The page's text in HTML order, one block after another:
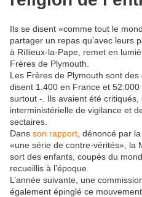
Ils se disent «comme tout le
partager un repas qu’avec leurs
à Rillieux-la-Pape, remet en
Frères de Plymouth.
Les Frères de Plymouth sont
disent 1.400 en France et
surtout -. Ils avaient été
interministérielle de vigilance et
sectaires.
Dans son rapport , dénoncé par
«une série de contre-vérités», la
sort des enfants, coupés du
recueillis à l’époque.
L’année suivante, une
également épinglé ce